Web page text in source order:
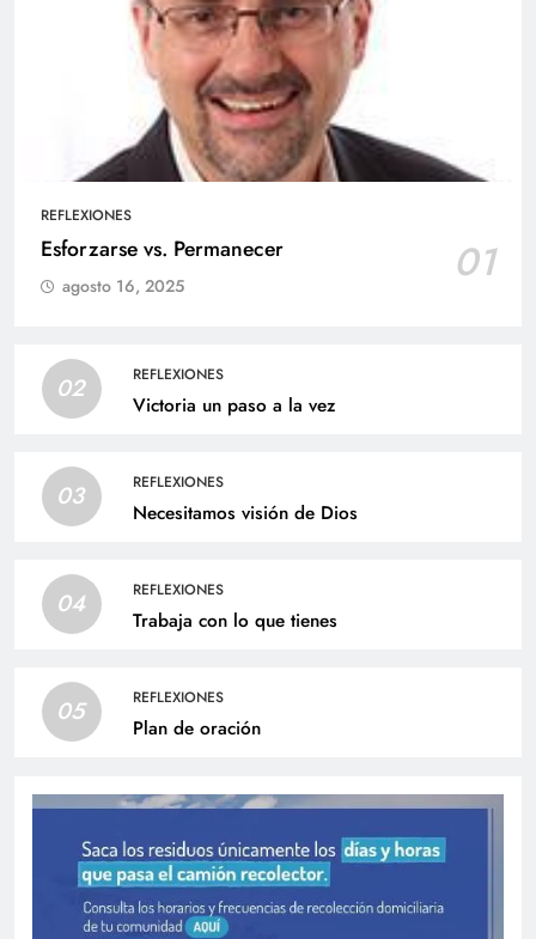
REFLEXIONES
Esforzarse vs. Permanecer 01
agosto 16, 2025
02 REFLEXIONES
Victoria un paso a la vez
03 REFLEXIONES
Necesitamos visión de Dios
04 REFLEXIONES
Trabaja con lo que tienes
05 REFLEXIONES
Plan de oración